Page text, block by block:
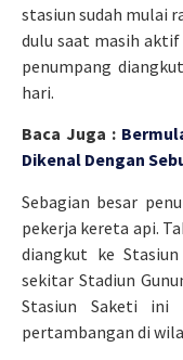
stasiun sudah mulai
dulu saat masih aktif
penumpang
hari.
Baca Juga :
Dikenal Dengan
Sebagian besar
pekerja kereta api.
diangkut ke
sekitar Stadiun
Stasiun Saketi ini
pertambangan di